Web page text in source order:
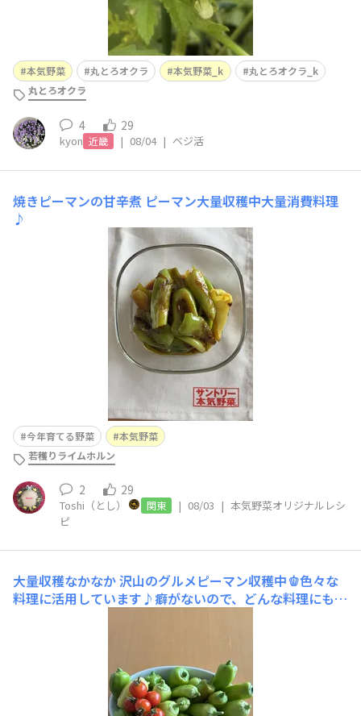
本気野菜 丸とろオクラ 本気野菜_k
丸とろオクラ_k
丸とろオクラ
4 29
kyon 近畿 | 08/04 | ベジ活
焼きピーマンの甘辛煮 ピーマン大量収穫中大量消費料理
♪
今年育てる野菜
本気野菜
若穫りライムホルン
2 29
Toshi（とし） 関東 | 08/03 | 本気野菜オリジナルレシ
ピ
大量収穫なかなか沢山のグルメピーマン収穫中🫑色々な
料理に活用しています♪癖がないので、どんな料理にも使